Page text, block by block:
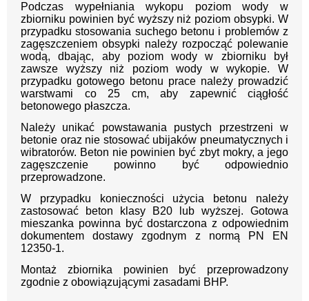
Podczas wypełniania wykopu poziom wody w
zbiorniku powinien być wyższy niż poziom obsypki. W
przypadku stosowania suchego betonu i problemów z
zagęszczeniem obsypki należy rozpocząć polewanie
wodą, dbając, aby poziom wody w zbiorniku był
zawsze wyższy niż poziom wody w wykopie. W
przypadku gotowego betonu prace należy prowadzić
warstwami co 25 cm, aby zapewnić ciągłość
betonowego płaszcza.
Należy unikać powstawania pustych przestrzeni w
betonie oraz nie stosować ubijaków pneumatycznych i
wibratorów. Beton nie powinien być zbyt mokry, a jego
zagęszczenie powinno być odpowiednio
przeprowadzone.
W przypadku konieczności użycia betonu należy
zastosować beton klasy B20 lub wyższej. Gotowa
mieszanka powinna być dostarczona z odpowiednim
dokumentem dostawy zgodnym z normą PN EN
12350-1.
Montaż zbiornika powinien być przeprowadzony
zgodnie z obowiązującymi zasadami BHP.